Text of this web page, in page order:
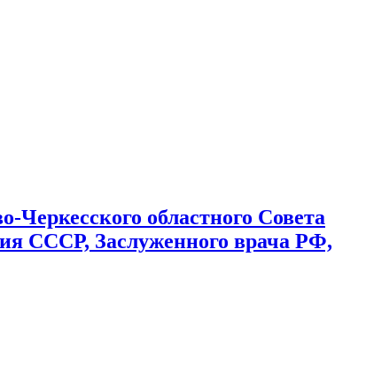
звучит он в ленинских произведениях". К 250-летию со
областного Совета
СССР, Заслуженного врача РФ,